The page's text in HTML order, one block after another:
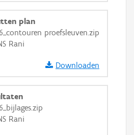
in grijswaarden
plan
proefsleuven.zip
Rani
Downloaden
Rani